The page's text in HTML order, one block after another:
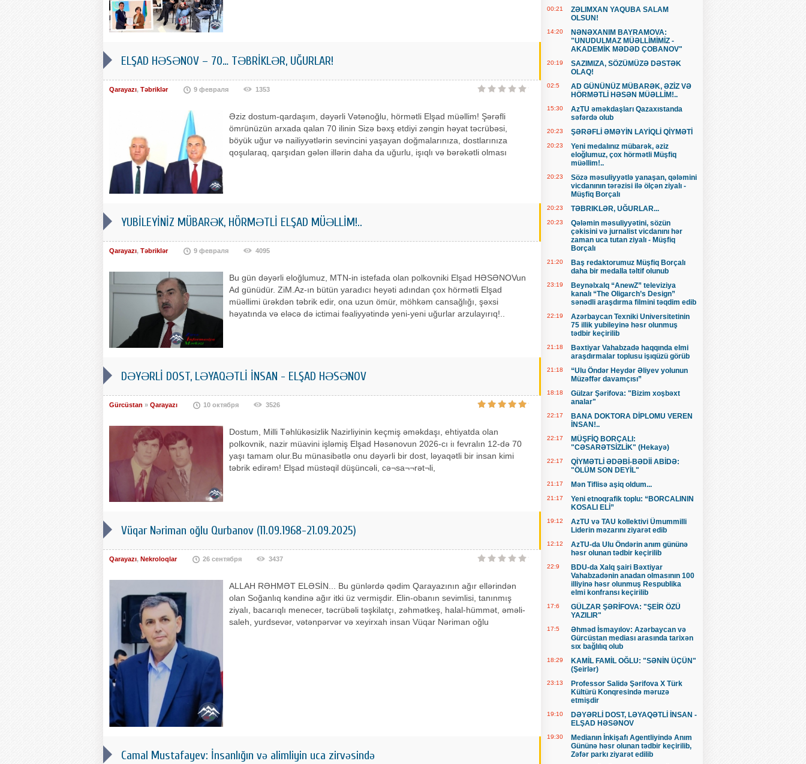
ELŞAD HƏSƏNOV – 70… TƏBRİKLƏR, UĞURLAR!
Qarayazı, Təbriklər 9 февраля 1353
Əziz dostum-qardaşım, dəyərli Vətənoğlu, hörmətli Elşad müəllim! Şərəfli
ömrünüzün arxada qalan 70 ilinin Sizə bəxş etdiyi zəngin həyat təcrübəsi,
böyük uğur və nailiyyətlərin sevincini yaşayan doğmalarınıza, dostlarınıza
qoşularaq, qarşıdan gələn illərin daha da uğurlu, işıqlı və bərəkətli olması
YUBİLEYİNİZ MÜBARƏK, HÖRMƏTLİ ELŞAD MÜƏLLİM!..
Qarayazı, Təbriklər 9 февраля 4095
Bu gün dəyərli eloğlumuz, MTN-in istefada olan polkovniki Elşad HƏSƏNOVun
Ad günüdür. ZiM.Az-ın bütün yaradıcı heyəti adından çox hörmətli Elşad
müəllimi ürəkdən təbrik edir, ona uzun ömür, möhkəm cansağlığı, şəxsi
həyatında və eləcə də ictimai fəaliyyətində yeni-yeni uğurlar arzulayırıq!..
DƏYƏRLİ DOST, LƏYAQƏTLİ İNSAN - ELŞAD HƏSƏNOV
Gürcüstan » Qarayazı 10 октября 3526
Dostum, Milli Təhlükəsizlik Nazirliyinin keçmiş əməkdaşı, ehtiyatda olan
polkovnik, nazir müavini işləmiş Elşad Həsənovun 2026-cı iı fevralın 12-də 70
yaşı tamam olur.Bu münasibətlə onu dəyərli bir dost, ləyaqətli bir insan kimi
təbrik edirəm! Elşad müstəqil düşüncəli, cə¬sa¬¬rət¬li,
Vüqar Nəriman oğlu Qurbanov (11.09.1968-21.09.2025)
Qarayazı, Nekroloqlar 26 сентября 3437
ALLAH RƏHMƏT ELƏSİN... Bu günlərdə qədim Qarayazının ağır ellərindən
olan Soğanlıq kəndinə ağır itki üz vermişdir. Elin-obanın sevimlisi, tanınmış
ziyalı, bacarıqlı menecer, təcrübəli təşkilatçı, zəhmətkeş, halal-hümmət, əməli-
saleh, yurdsevər, vətənpərvər və xeyirxah insan Vüqar Nəriman oğlu
Camal Mustafayev: İnsanlığın və alimliyin uca zirvəsində
00:21
ZƏLIMXAN YAQUBA SALAM
OLSUN!
14:20
NƏNƏXANIM BAYRAMOVA:
"UNUDULMAZ MÜƏLLİMİMİZ -
AKADEMİK MƏDƏD ÇOBANOV"
20:19
SAZIMIZA, SÖZÜMÜZƏ DƏSTƏK
OLAQ!
02:5
AD GÜNÜNÜZ MÜBARƏK, ƏZİZ VƏ
HÖRMƏTLİ HƏSƏN MÜƏLLİM!..
15:30
AzTU əməkdaşları Qazaxıstanda
səfərdə olub
20:23 ŞƏRƏFLİ ƏMƏYİN LAYİQLİ QİYMƏTİ
20:23
Yeni medalınız mübarək, əziz
eloğlumuz, çox hörmətli Müşfiq
müəllim!..
20:23
Sözə məsuliyyətlə yanaşan, qələmini
vicdanının tərəzisi ilə ölçən ziyalı -
Müşfiq Borçalı
20:23 TƏBRIKLƏR, UĞURLAR...
20:23
Qələmin məsuliyyətini, sözün
çəkisini və jurnalist vicdanını hər
zaman uca tutan ziyalı - Müşfiq
Borçalı
21:20
Baş redaktorumuz Müşfiq Borçalı
daha bir medalla təltif olunub
23:19
Beynəlxalq “AnewZ” televiziya
kanalı “The Oligarch’s Design”
sənədli araşdırma filmini təqdim edib
22:19
Azərbaycan Texniki Universitetinin
75 illik yubileyinə həsr olunmuş
tədbir keçirilib
21:18
Bəxtiyar Vahabzadə haqqında elmi
araşdırmalar toplusu işıqüzü görüb
21:18
“Ulu Öndər Heydər Əliyev yolunun
Müzəffər davamçısı”
18:18
Gülzar Şərifova: "Bizim xoşbəxt
analar"
22:17
BANA DOKTORA DİPLOMU VEREN
İNSAN!..
22:17
MÜŞFİQ BORÇALI:
"CƏSARƏTSİZLİK" (Hekayə)
22:17
QİYMƏTLİ ƏDƏBİ-BƏDİİ ABİDƏ:
"ÖLÜM SON DEYİL"
21:17 Mən Tiflisə aşiq oldum...
21:17
Yeni etnoqrafik toplu: “BORCALININ
KOSALI ELİ”
19:12
AzTU və TAU kollektivi Ümummilli
Liderin məzarını ziyarət edib
12:12
AzTU-da Ulu Öndərin anım gününə
həsr olunan tədbir keçirilib
22:9
BDU-da Xalq şairi Bəxtiyar
Vahabzadənin anadan olmasının 100
illiyinə həsr olunmuş Respublika
elmi konfransı keçirilib
17:6
GÜLZAR ŞƏRİFOVA: "ŞEİR ÖZÜ
YAZILIR"
17:5
Əhməd İsmayılov: Azərbaycan və
Gürcüstan mediası arasında tarixən
sıx bağlılıq olub
18:29
KAMİL FAMİL OĞLU: "SƏNİN ÜÇÜN"
(Şeirlər)
23:13
Professor Salidə Şərifova X Türk
Kültürü Konqresində məruzə
etmişdir
19:10
DƏYƏRLİ DOST, LƏYAQƏTLİ İNSAN -
ELŞAD HƏSƏNOV
19:30
Medianın İnkişafı Agentliyində Anım
Gününə həsr olunan tədbir keçirilib,
Zəfər parkı ziyarət edilib